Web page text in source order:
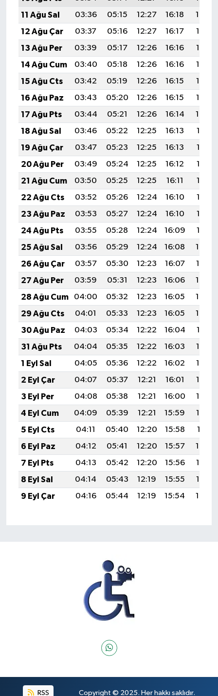
11 Ağu Sal
03:36 05:15 12:27 16:18
19:29
12 Ağu Çar
03:37 05:16 12:27 16:17
19:27
13 Ağu Per
03:39 05:17 12:26 16:16
19:26
14 Ağu Cum
03:40 05:18 12:26 16:16
19:25
15 Ağu Cts
03:42 05:19 12:26 16:15
19:23
16 Ağu Paz
03:43 05:20 12:26 16:15
19:22
17 Ağu Pts
03:44 05:21 12:26 16:14
19:20
18 Ağu Sal
03:46 05:22 12:25 16:13
19:19
19 Ağu Çar
03:47 05:23 12:25 16:13
19:18
20 Ağu Per
03:49 05:24 12:25 16:12
19:16
21 Ağu Cum
03:50 05:25 12:25 16:11
19:15
22 Ağu Cts
03:52 05:26 12:24 16:10
19:13
23 Ağu Paz
03:53 05:27 12:24 16:10
19:12
24 Ağu Pts
03:55 05:28 12:24 16:09
19:10
25 Ağu Sal
03:56 05:29 12:24 16:08
19:09
26 Ağu Çar
03:57 05:30 12:23 16:07
19:07
27 Ağu Per
03:59 05:31 12:23 16:06
19:05
28 Ağu Cum
04:00 05:32 12:23 16:05
19:04
29 Ağu Cts
04:01 05:33 12:23 16:05
19:02
30 Ağu Paz
04:03 05:34 12:22 16:04
19:01
31 Ağu Pts
04:04 05:35 12:22 16:03
18:59
1 Eyl Sal
04:05 05:36 12:22 16:02
18:57
2 Eyl Çar
04:07 05:37 12:21 16:01
18:56
3 Eyl Per
04:08 05:38 12:21 16:00
18:54
4 Eyl Cum
04:09 05:39 12:21 15:59
18:53
5 Eyl Cts
04:11 05:40 12:20 15:58
18:51
6 Eyl Paz
04:12 05:41 12:20 15:57
18:49
7 Eyl Pts
04:13 05:42 12:20 15:56
18:48
8 Eyl Sal
04:14 05:43 12:19 15:55
18:46
9 Eyl Çar
04:16 05:44 12:19 15:54 18:44
RSS Copyright © 2025. Her hakkı saklıdır.